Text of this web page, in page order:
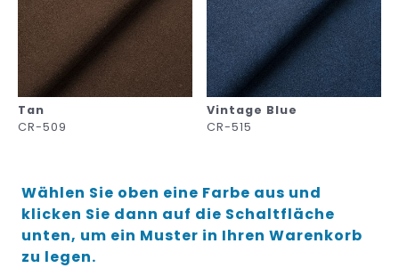
Tan
CR-509
Vintage Blue
CR-515
Wählen Sie oben eine Farbe aus und
klicken Sie dann auf die Schaltfläche
unten, um ein Muster in Ihren Warenkorb
zu legen.